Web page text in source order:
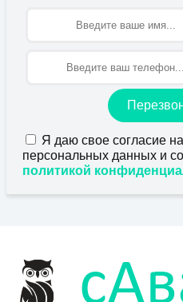
Я даю свое согласие
персональных данных и
политикой